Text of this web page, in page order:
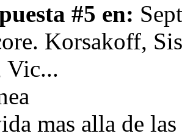
#5 en:
Korsakoff,
Vic...
mas alla de